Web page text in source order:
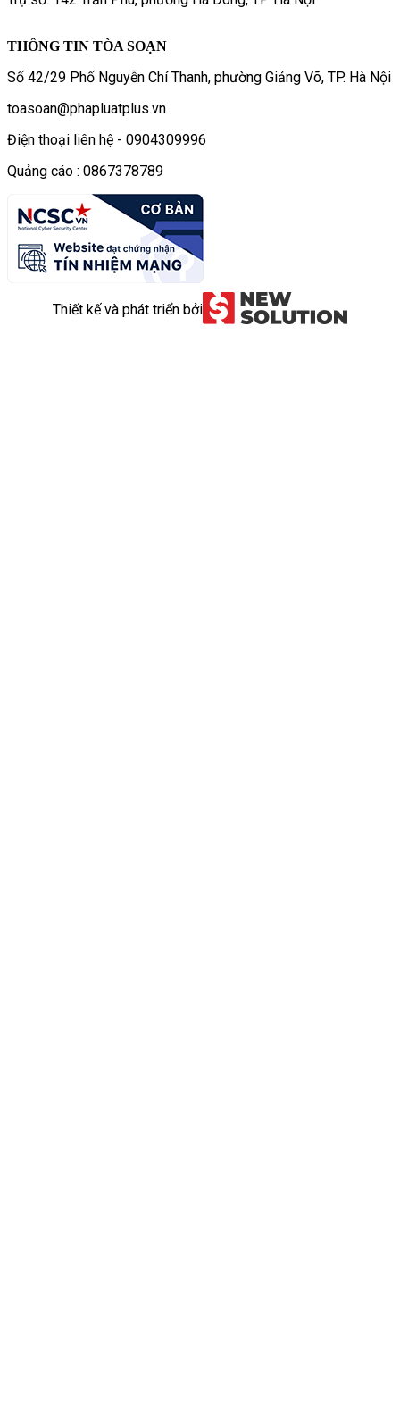
THÔNG TIN TÒA SOẠN
Số 42/29 Phố Nguyễn Chí Thanh, phường Giảng Võ, TP. Hà Nội
toasoan@phapluatplus.vn
Điện thoại liên hệ - 0904309996
Quảng cáo : 0867378789
Thiết kế và phát triển bởi